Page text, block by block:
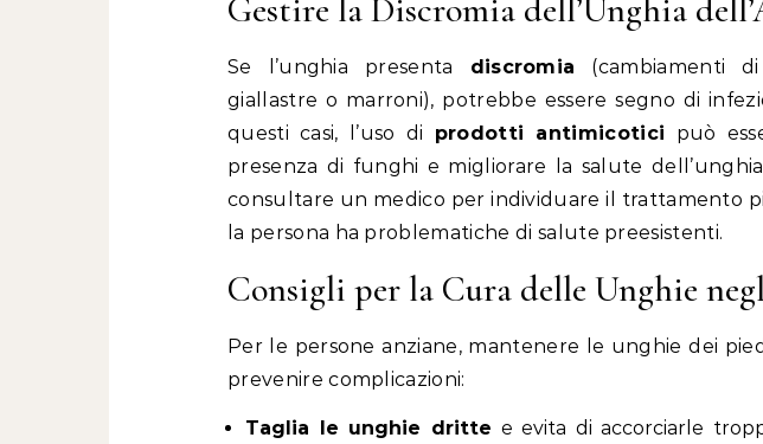
Gestire la Discromia dell’Unghia
Se l’unghia presenta discromia (cambiamenti
giallastre o marroni), potrebbe essere segno di
questi casi, l’uso di prodotti antimicotici può
presenza di funghi e migliorare la salute
consultare un medico per individuare il trattamento
la persona ha problematiche di salute preesistenti.
Consigli per la Cura delle Unghie
Per le persone anziane, mantenere le unghie dei
prevenire complicazioni:
Taglia le unghie dritte e evita di accorciarle